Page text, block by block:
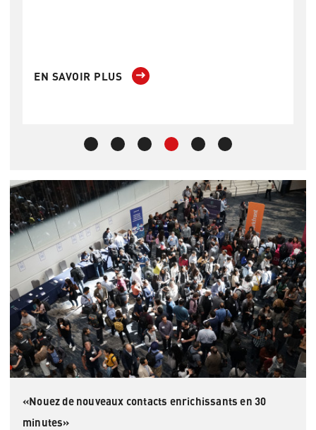
EN SAVOIR PLUS
«Nouez de nouveaux contacts enrichissants en 30
minutes»